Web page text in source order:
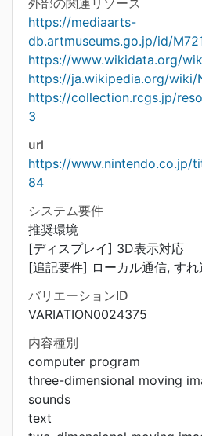
外部の関連リソース
https://mediaarts-
db.artmuseums.go.jp/id/
https://www.wikidata.org/
https://ja.wikipedia.org/wiki/
https://collection.rcgs.jp/
3
url
https://www.nintendo.co.jp/
84
システム要件
推奨環境
[ディスプレイ] 3D表示対応
[追記要件] ローカル通信, す
バリエーションID
VARIATION0024375
内容種別
computer program
three-dimensional moving
sounds
text